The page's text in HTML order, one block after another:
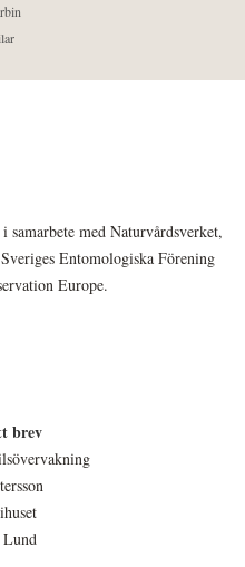
med Naturvårdsverket,
Entomologiska Förening
Europe.
brev